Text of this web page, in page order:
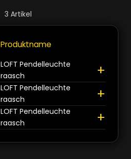
1
Schliessen
3 Artikel
Produktname
LOFT Pendelleuchte
raasch
+
LOFT Pendelleuchte
raasch
+
LOFT Pendelleuchte
raasch
+